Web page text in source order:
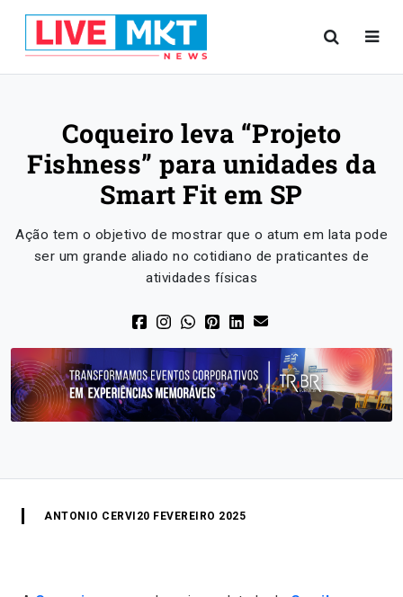
Coqueiro leva “Projeto
Fishness” para unidades da
Smart Fit em SP
Ação tem o objetivo de mostrar que o atum em lata pode
ser um grande aliado no cotidiano de praticantes de
atividades físicas
ANTONIO CERVI 20 FEVEREIRO 2025